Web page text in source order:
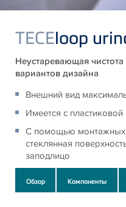
TECEloop
Неустаревающая
вариантов дизайна
Внешний вид
Имеется с
С помощью монтажных
стеклянная
заподлицо
Обзор Компоненты